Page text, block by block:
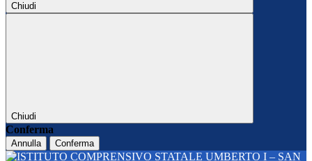
Chiudi
Chiudi
Conferma
Annulla Conferma